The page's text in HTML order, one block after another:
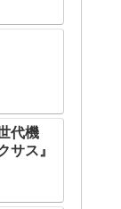
代機
サス』